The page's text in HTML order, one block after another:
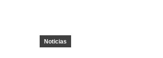
Noticias